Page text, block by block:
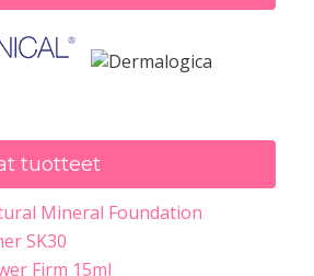
tuotteet
Mineral Foundation
SK30
Firm 15ml